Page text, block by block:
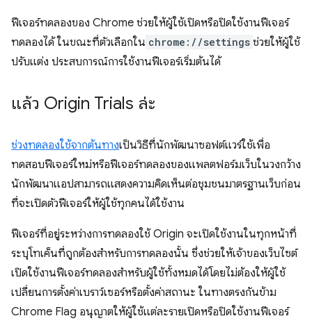
ฟีเจอร์ทดลองของ Chrome ช่วยให้ผู้ใช้เปิดหรือปิดใช้งานฟีเจอร์
ทดลองได้ ในขณะที่ตัวเลือกใน chrome://settings ช่วยให้ผู้ใช้
ปรับแต่ง ประสบการณ์การใช้งานฟีเจอร์เริ่มต้นได้
แล้ว Origin Trials ล่ะ
ช่วงทดลองใช้จากต้นทางเป็นวิธีที่นักพัฒนาซอฟต์แวร์ใช้เพื่อ
ทดสอบฟีเจอร์ใหม่หรือฟีเจอร์ทดลองของแพลตฟอร์มเว็บในวงกว้าง
นักพัฒนาแอปสามารถแสดงความคิดเห็นต่อชุมชนมาตรฐานเว็บก่อน
ที่จะเปิดตัวฟีเจอร์ให้ผู้ใช้ทุกคนได้ใช้งาน
ฟีเจอร์ที่อยู่ระหว่างการทดลองใช้ Origin จะเปิดใช้งานในทุกหน้าที่
ระบุโทเค็นที่ถูกต้องสำหรับการทดลองนั้น ซึ่งช่วยให้เจ้าของเว็บไซต์
เปิดใช้งานฟีเจอร์ทดลองสำหรับผู้ใช้ทั้งหมดได้โดยไม่ต้องให้ผู้ใช้
เปลี่ยนการตั้งค่าเบราว์เซอร์หรือตั้งค่าสถานะ ในทางตรงกันข้าม
Chrome Flag อนุญาตให้ผู้ใช้แต่ละรายเปิดหรือปิดใช้งานฟีเจอร์